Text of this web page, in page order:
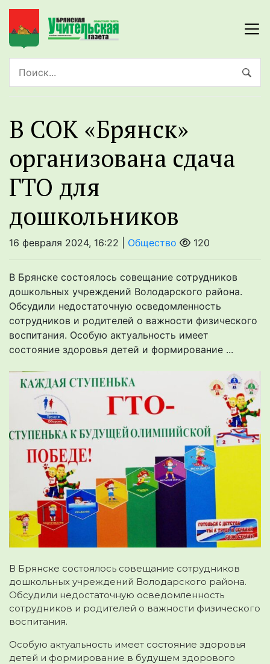
В СОК «Брянск»
организована сдача
ГТО для
дошкольников
16 февраля 2024, 16:22 | Общество 120
В Брянске состоялось совещание сотрудников
дошкольных учреждений Володарского района.
Обсудили недостаточную осведомленность
сотрудников и родителей о важности физического
воспитания. Особую актуальность имеет
состояние здоровья детей и формирование ...
В Брянске состоялось совещание сотрудников
дошкольных учреждений Володарского района.
Обсудили недостаточную осведомленность
сотрудников и родителей о важности физического
воспитания.
Особую актуальность имеет состояние здоровья
детей и формирование в будущем здорового